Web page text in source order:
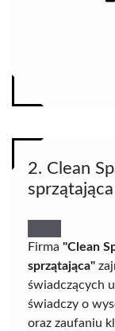
2. Clean
sprzątająca
Firma "Clean
sprzątająca"
świadczących
świadczy o
oraz zaufaniu